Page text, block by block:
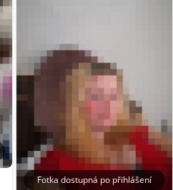
Fotka dostupná po přihlášení